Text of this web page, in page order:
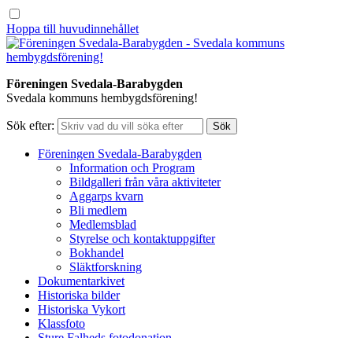
Hoppa till huvudinnehållet
Föreningen Svedala-Barabygden
Svedala kommuns hembygdsförening!
Sök efter:
Föreningen Svedala-Barabygden
Information och Program
Bildgalleri från våra aktiviteter
Aggarps kvarn
Bli medlem
Medlemsblad
Styrelse och kontaktuppgifter
Bokhandel
Släktforskning
Dokumentarkivet
Historiska bilder
Historiska Vykort
Klassfoto